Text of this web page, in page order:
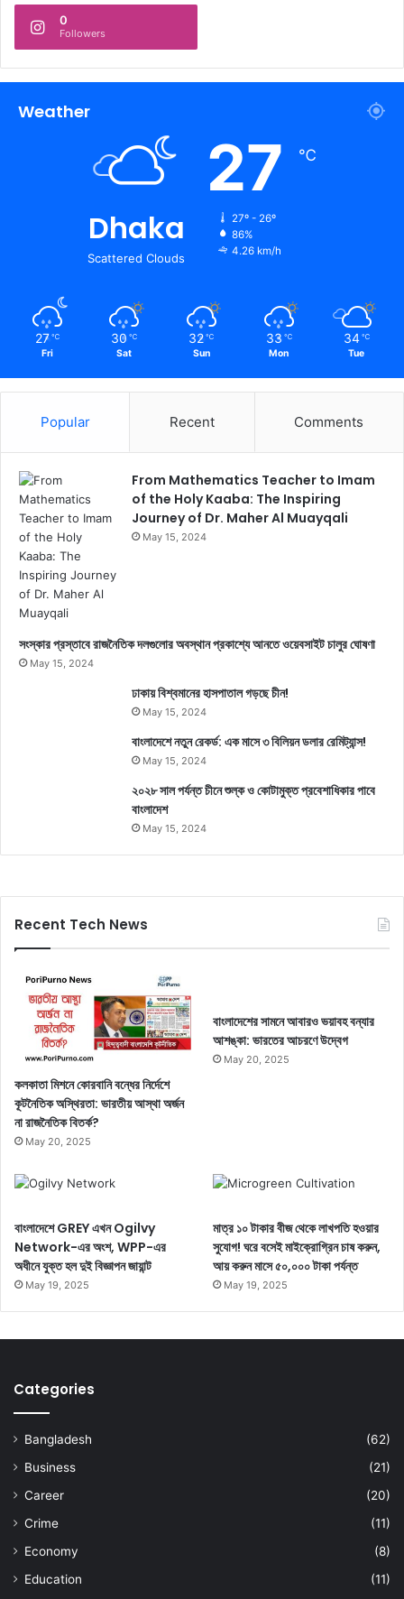
0
Followers
Weather
Dhaka
Scattered Clouds
27 ℃
27º - 26º
86%
4.26 km/h
27 ℃
Fri
30 ℃
Sat
32 ℃
Sun
33 ℃
Mon
34 ℃
Tue
Popular Recent Comments
From Mathematics Teacher to Imam
of the Holy Kaaba: The Inspiring
Journey of Dr. Maher Al Muayqali
May 15, 2024
সংস্কার প্রস্তাবে রাজনৈতিক দলগুলোর অবস্থান প্রকাশ্যে আনতে ওয়েবসাইট চালুর ঘোষণা
May 15, 2024
ঢাকায় বিশ্বমানের হাসপাতাল গড়ছে চীন!
May 15, 2024
বাংলাদেশে নতুন রেকর্ড: এক মাসে ৩ বিলিয়ন ডলার রেমিট্যান্স!
May 15, 2024
২০২৮ সাল পর্যন্ত চীনে শুল্ক ও কোটামুক্ত প্রবেশাধিকার পাবে
বাংলাদেশ
May 15, 2024
Recent Tech News
কলকাতা মিশনে কোরবানি বন্ধের নির্দেশে
কূটনৈতিক অস্থিরতা: ভারতীয় আস্থা অর্জন
না রাজনৈতিক বিতর্ক?
May 20, 2025
বাংলাদেশের সামনে আবারও ভয়াবহ বন্যার
আশঙ্কা: ভারতের আচরণে উদ্বেগ
May 20, 2025
বাংলাদেশে GREY এখন Ogilvy
Network-এর অংশ, WPP-এর
অধীনে যুক্ত হল দুই বিজ্ঞাপন জায়ান্ট
May 19, 2025
মাত্র ১০ টাকার বীজ থেকে লাখপতি হওয়ার
সুযোগ! ঘরে বসেই মাইক্রোগ্রিন চাষ করুন,
আয় করুন মাসে ৫০,০০০ টাকা পর্যন্ত
May 19, 2025
Categories
Bangladesh
(62)
Business
(21)
Career
(20)
Crime
(11)
Economy
(8)
Education
(11)